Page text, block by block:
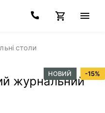
столи
НОВИЙ -15%
журнальний